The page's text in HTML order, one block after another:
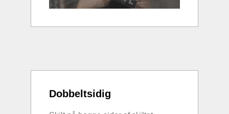
Dobbeltsidig